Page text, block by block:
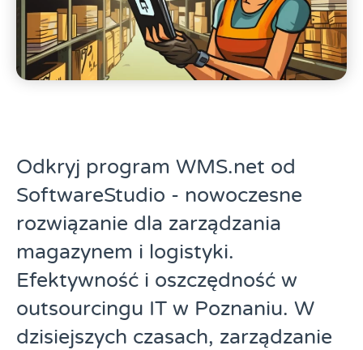
Odkryj program WMS.net od
SoftwareStudio - nowoczesne
rozwiązanie dla zarządzania
magazynem i logistyki.
Efektywność i oszczędność w
outsourcingu IT w Poznaniu. W
dzisiejszych czasach, zarządzanie